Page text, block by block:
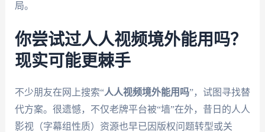
局。
你尝试过人人视频境外能用吗？
现实可能更棘手
不少朋友在网上搜索“人人视频境外能用吗”，试图寻找替
代方案。很遗憾，不仅老牌平台被“墙”在外，昔日的人人
影视（字幕组性质）资源也早已因版权问题转型或关